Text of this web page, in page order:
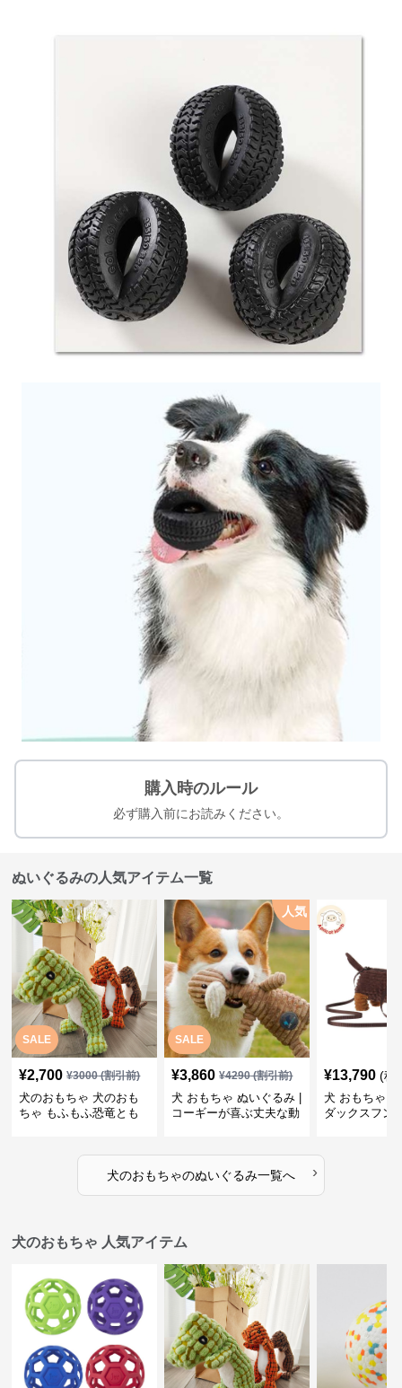
購入時のルール
必ず購入前にお読みください。
ぬいぐるみの人気アイテム一覧
SALE
¥2,700 ¥3000(割引前)
犬のおもちゃ 犬のおも
ちゃ もふもふ恐竜とも
SALE
人気
¥3,860 ¥4290(割引前)
犬 おもちゃ ぬいぐるみ |
コーギーが喜ぶ丈夫な動
¥13,790 (税
犬 おもちゃ
ダックスフン
犬のおもちゃのぬいぐるみ一覧へ ›
犬のおもちゃ 人気アイテム